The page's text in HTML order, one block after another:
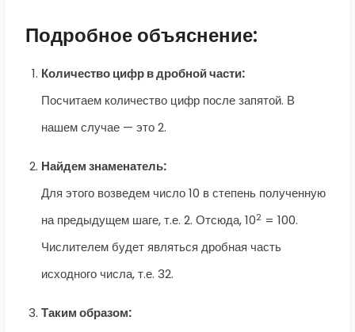
Подробное объяснение:
Количество цифр в дробной части:
Посчитаем количество цифр после запятой. В
нашем случае — это 2.
Найдем знаменатель:
Для этого возведем число 10 в степень полученную
на предыдущем шаге, т.е. 2. Отсюда, 102= 100.
Числителем будет являться дробная часть
исходного числа, т.е. 32.
Таким образом: